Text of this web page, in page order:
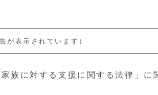
が表示されています）
族に対する支援に関する法律」に